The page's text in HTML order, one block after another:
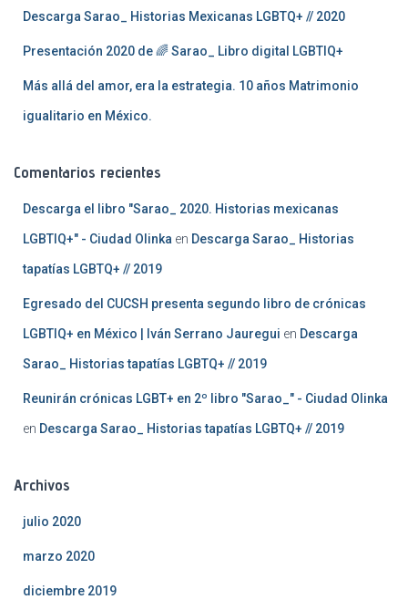
Descarga Sarao_ Historias Mexicanas LGBTQ+ // 2020
Presentación 2020 de 🌈 Sarao_ Libro digital LGBTIQ+
Más allá del amor, era la estrategia. 10 años Matrimonio
igualitario en México.
Comentarios recientes
Descarga el libro "Sarao_ 2020. Historias mexicanas
LGBTIQ+" - Ciudad Olinka en Descarga Sarao_ Historias
tapatías LGBTQ+ // 2019
Egresado del CUCSH presenta segundo libro de crónicas
LGBTIQ+ en México | Iván Serrano Jauregui en Descarga
Sarao_ Historias tapatías LGBTQ+ // 2019
Reunirán crónicas LGBT+ en 2º libro "Sarao_" - Ciudad Olinka
en Descarga Sarao_ Historias tapatías LGBTQ+ // 2019
Archivos
julio 2020
marzo 2020
diciembre 2019